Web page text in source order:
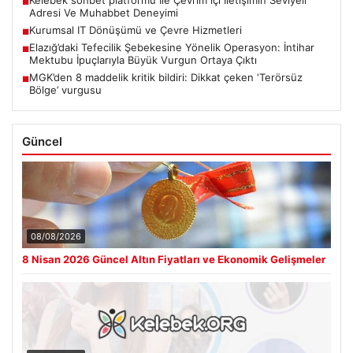
Adresi Ve Muhabbet Deneyimi
■Kurumsal IT Dönüşümü ve Çevre Hizmetleri
■Elazığ’daki Tefecilik Şebekesine Yönelik Operasyon: İntihar
Mektubu İpuçlarıyla Büyük Vurgun Ortaya Çıktı
■MGK’den 8 maddelik kritik bildiri: Dikkat çeken ‘Terörsüz
Bölge’ vurgusu
Güncel
08/08/2026
8 Nisan 2026 Güncel Altın Fiyatları ve Ekonomik Gelişmeler